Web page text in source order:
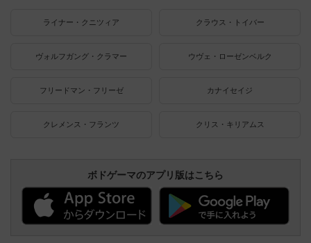
ライナー・クニツィア クラウス・トイバー
ヴォルフガング・クラマー ウヴェ・ローゼンベルク
フリードマン・フリーゼ カナイセイジ
クレメンス・フランツ クリス・キリアムス
ボドゲーマのアプリ版はこちら